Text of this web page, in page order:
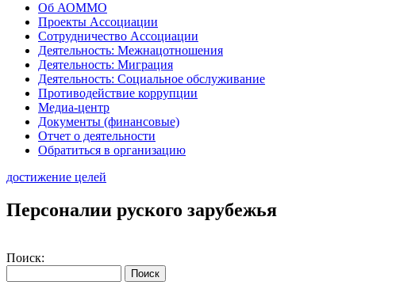
Об АОММО
Проекты Ассоциации
Сотрудничество Ассоциации
Деятельность: Межнацотношения
Деятельность: Миграция
Деятельность: Социальное обслуживание
Противодействие коррупции
Медиа-центр
Документы (финансовые)
Отчет о деятельности
Обратиться в организацию
достижение целей
Персоналии руского зарубежья
Поиск: